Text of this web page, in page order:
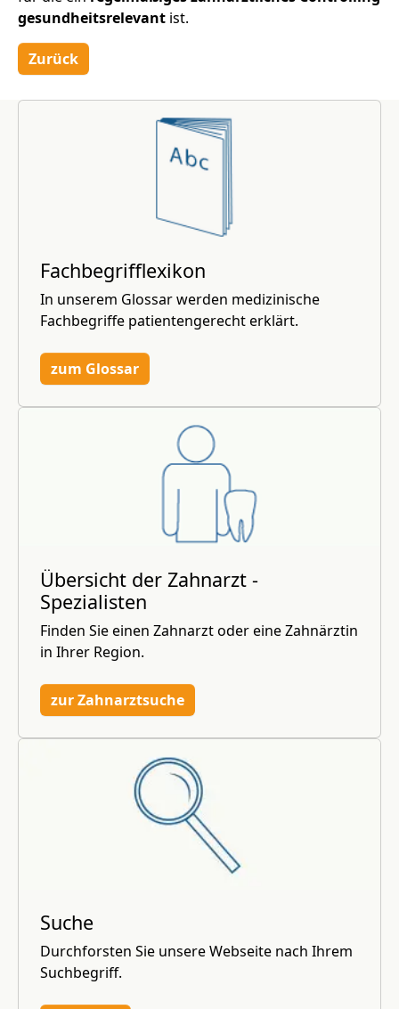
gesundheitsrelevant ist.
Zurück
Fachbegrifflexikon
In unserem Glossar werden medizinische
Fachbegriffe patientengerecht erklärt.
zum Glossar
Übersicht der Zahnarzt -
Spezialisten
Finden Sie einen Zahnarzt oder eine Zahnärztin
in Ihrer Region.
zur Zahnarztsuche
Suche
Durchforsten Sie unsere Webseite nach Ihrem
Suchbegriff.